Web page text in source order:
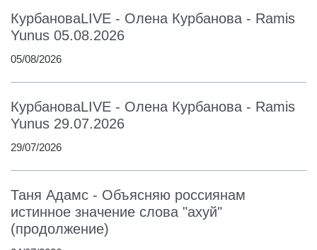
КурбановаLIVE - Олена Курбанова - Ramis
Yunus 05.08.2026
05/08/2026
КурбановаLIVE - Олена Курбанова - Ramis
Yunus 29.07.2026
29/07/2026
Таня Адамс - Объясняю россиянам
истинное значение слова "ахуй"
(продолжение)